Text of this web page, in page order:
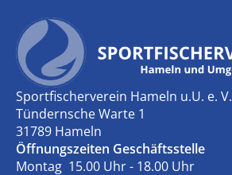
Sportfischerverein Hameln u.U. e. V.
Tündernsche Warte 1
31789 Hameln
Öffnungszeiten Geschäftsstelle
Montag 15.00 Uhr - 18.00 Uhr